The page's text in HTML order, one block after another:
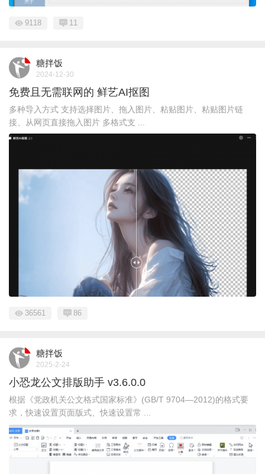
9118 11
糖拌饭
2024-12-30
免费且无需联网的 鲜艺AI抠图
多种导入方式 支持选择图片、拖入图片、粘贴图片、粘贴图片链
接、从网页直接拖入图片 多格式支 ...
36561 86
糖拌饭
2025-2-24
小恐龙公文排版助手 v3.6.0.0
根据《党政机关公文格式国家标准》(GB/T 9704—2012)的格式要
求，快速设置页面版式、快速设置常 ...